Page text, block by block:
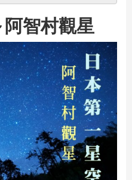
阿智村觀星